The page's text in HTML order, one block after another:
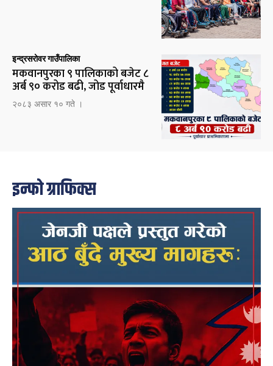
इन्द्रसरोवर गाउँपालिका
मकवानपुरका ९ पालिकाको बजेट ८
अर्ब ९० करोड बढी, जोड पूर्वाधारमै
२०८३ असार १० गते ।
इन्फो ग्राफिक्स